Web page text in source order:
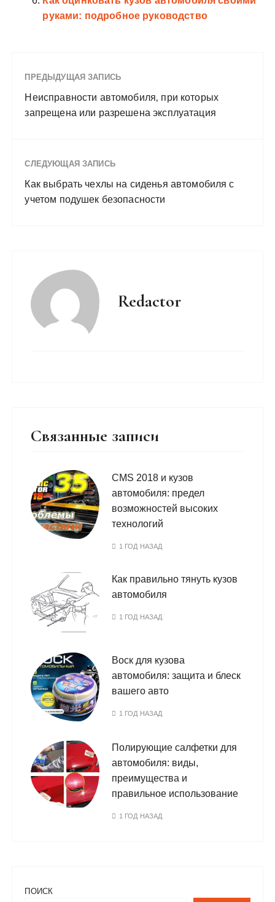
руками: подробное руководство
ПРЕДЫДУЩАЯ ЗАПИСЬ
Неисправности автомобиля‚ при которых
запрещена или разрешена эксплуатация
СЛЕДУЮЩАЯ ЗАПИСЬ
Как выбрать чехлы на сиденья автомобиля с
учетом подушек безопасности
Redactor
Связанные записи
CMS 2018 и кузов
автомобиля: предел
возможностей высоких
технологий
1 ГОД НАЗАД
Как правильно тянуть кузов
автомобиля
1 ГОД НАЗАД
Воск для кузова
автомобиля: защита и блеск
вашего авто
1 ГОД НАЗАД
Полирующие салфетки для
автомобиля: виды,
преимущества и
правильное использование
1 ГОД НАЗАД
ПОИСК